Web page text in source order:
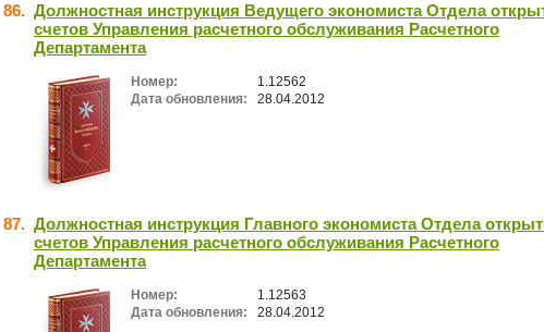
86. Должностная инструкция Ведущего экономиста Отдела
счетов Управления расчетного обслуживания Расчетного
Департамента
Номер:
1.12562
Дата обновления:
28.04.2012
87. Должностная инструкция Главного экономиста Отдела
счетов Управления расчетного обслуживания Расчетного
Департамента
Номер:
1.12563
Дата обновления:
28.04.2012